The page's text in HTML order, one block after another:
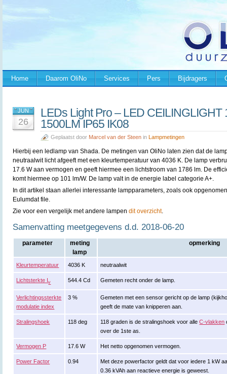
Home Daarom OliNo Services Pers Bijdragers
JUN
26
LEDs Light Pro – LED CEILINGLIGHT
1500LM IP65 IK08
Geplaatst door Marcel van der Steen in Lampmetingen
Hierbij een ledlamp van Shada. De metingen van OliNo laten zien dat de
neutraalwit licht afgeeft met een kleurtemperatuur van 4036 K. De lamp
17.6 W aan vermogen en geeft hiermee een lichtstroom van 1786 lm. De
komt hiermee op 101 lm/W. De lamp valt in de energie label categorie A+.
In dit artikel staan allerlei interessante lampparameters, zoals ook
Eulumdat file.
Zie voor een vergelijk met andere lampen dit overzicht.
Samenvatting meetgegevens d.d. 2018-06-20
parameter
meting
lamp
opmerking
Kleurtemperatuur 4036 K neutraalwit
Lichtsterkte Iv 544.4 Cd Gemeten recht onder de lamp.
Verlichtingssterkte
modulatie index
3 %
Gemeten met een sensor gericht op de lamp
geeft de mate van knipperen aan.
Stralingshoek 118 deg 118 graden is de stralingshoek voor alleC-vlakken
over de 1ste as.
Vermogen P 17.6 W Het netto opgenomen vermogen.
Power Factor 0.94
Met deze powerfactor geldt dat voor iedere 1 kW
0.36 kVAh aan reactieve energie is geweest.